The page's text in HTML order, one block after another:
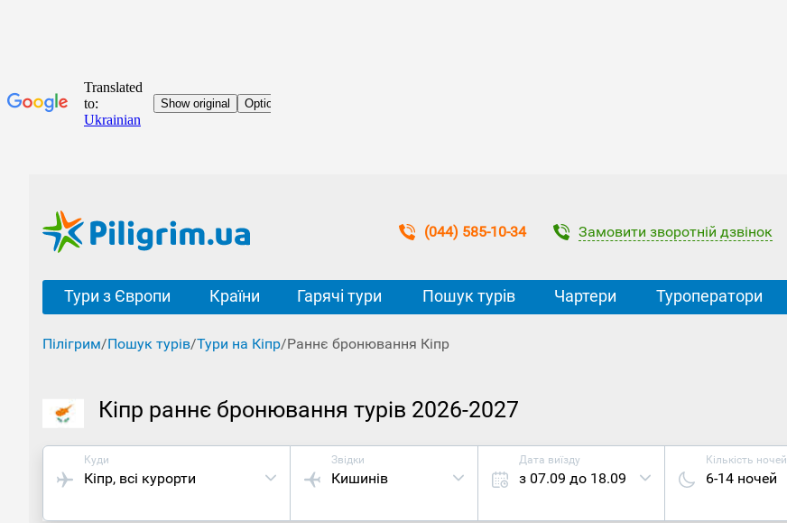
(044) 585-10-34 Замовити зворотній дзвінок
Тури з Європи Країни Гарячі тури Пошук турів Чартери Туроператори
Пілігрим/Пошук турів/Тури на Кіпр/Раннє бронювання Кіпр
Кіпр раннє бронювання турів 2026-2027
Куди
Кіпр, всі курорти
Звідки
Кишинів
Дата виїзду
з 07.09 до 18.09
Кількість ночей
6-14 ночей